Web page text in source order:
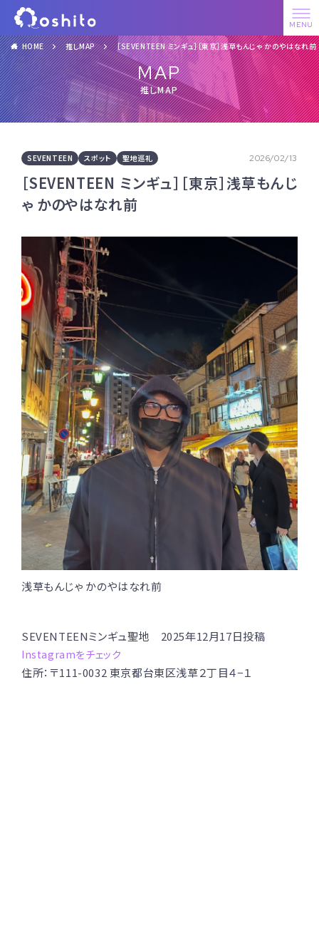
HOME 推しMAP ［SEVENTEEN ミンギュ］［東京］浅草もんじゃ かのやはなれ前
MAP
推しMAP
SEVENTEEN スポット 聖地巡礼 2026/02/13
［SEVENTEEN ミンギュ］［東京］浅草もんじ
ゃ かのやはなれ前
浅草もんじゃ かのやはなれ前
SEVENTEENミンギュ聖地 2025年12月17日投稿
Instagramをチェック
住所：〒111-0032 東京都台東区浅草２丁目４−１